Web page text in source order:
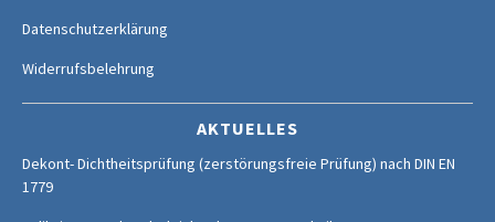
Datenschutzerklärung
Widerrufsbelehrung
AKTUELLES
Dekont- Dichtheitsprüfung (zerstörungsfreie Prüfung) nach DIN EN
1779